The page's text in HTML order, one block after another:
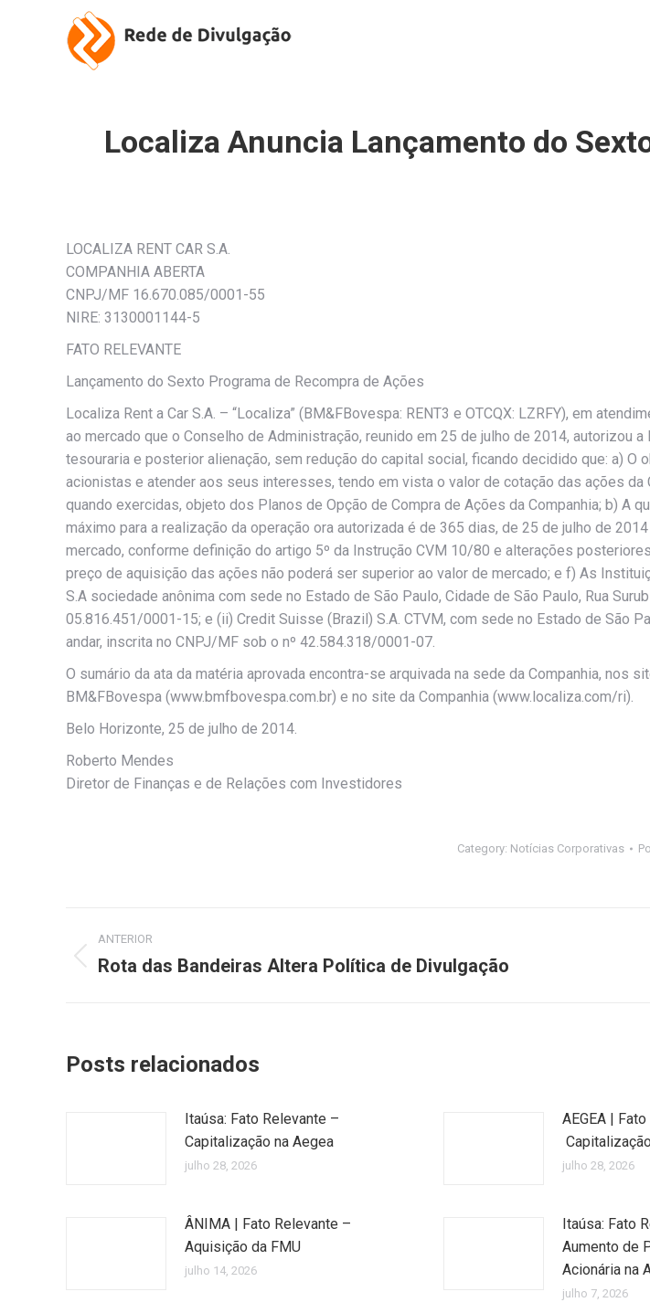
Localiza Anuncia Lançamento do
LOCALIZA RENT CAR S.A.
COMPANHIA ABERTA
CNPJ/MF 16.670.085/0001-55
NIRE: 3130001144-5
FATO RELEVANTE
Lançamento do Sexto Programa de Recompra de Ações
Localiza Rent a Car S.A. – “Localiza” (BM&FBovespa: RENT3 e OTCQX: LZRFY), em
ao mercado que o Conselho de Administração, reunido em 25 de julho de 2014, autorizou
tesouraria e posterior alienação, sem redução do capital social, ficando decidido que: a) O
acionistas e atender aos seus interesses, tendo em vista o valor de cotação das ações da
quando exercidas, objeto dos Planos de Opção de Compra de Ações da Companhia; b) A
máximo para a realização da operação ora autorizada é de 365 dias, de 25 de julho de
mercado, conforme definição do artigo 5º da Instrução CVM 10/80 e alterações
preço de aquisição das ações não poderá ser superior ao valor de mercado; e f) As
S.A sociedade anônima com sede no Estado de São Paulo, Cidade de São Paulo, Rua
05.816.451/0001-15; e (ii) Credit Suisse (Brazil) S.A. CTVM, com sede no Estado de São
andar, inscrita no CNPJ/MF sob o nº 42.584.318/0001-07.
O sumário da ata da matéria aprovada encontra-se arquivada na sede da Companhia, nos
BM&FBovespa (www.bmfbovespa.com.br) e no site da Companhia (www.localiza.com/ri).
Belo Horizonte, 25 de julho de 2014.
Roberto Mendes
Diretor de Finanças e de Relações com Investidores
Category: Notícias Corporativas
Navegação
de
ANTERIOR
Post
Rota das Bandeiras Altera Política de Divulgação
Posts relacionados
Itaúsa: Fato Relevante –
Capitalização na Aegea
julho 28, 2026
AEGEA |
Capitalização
julho 28, 2026
ÂNIMA | Fato Relevante –
Aquisição da FMU
julho 14, 2026
Itaúsa: Fato
Aumento de
Acionária na
julho 7, 2026